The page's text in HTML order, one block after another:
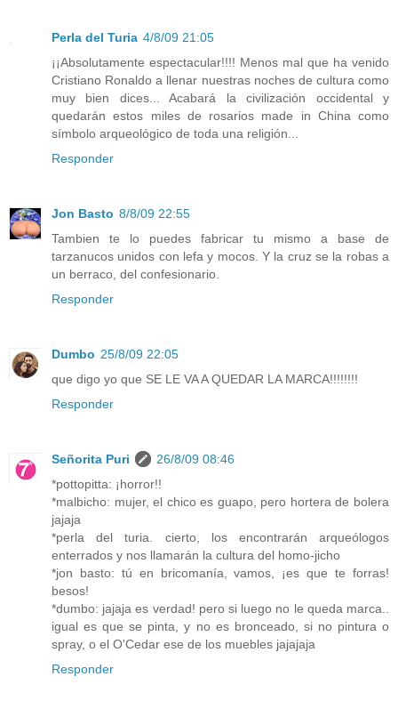
Perla del Turia 4/8/09 21:05
¡¡Absolutamente espectacular!!!! Menos mal que ha venido
Cristiano Ronaldo a llenar nuestras noches de cultura como
muy bien dices... Acabará la civilización occidental y
quedarán estos miles de rosarios made in China como
símbolo arqueológico de toda una religión...
Responder
Jon Basto 8/8/09 22:55
Tambien te lo puedes fabricar tu mismo a base de
tarzanucos unidos con lefa y mocos. Y la cruz se la robas a
un berraco, del confesionario.
Responder
Dumbo 25/8/09 22:05
que digo yo que SE LE VA A QUEDAR LA MARCA!!!!!!!!
Responder
Señorita Puri
26/8/09 08:46
*pottopitta: ¡horror!!
*malbicho: mujer, el chico es guapo, pero hortera de bolera
jajaja
*perla del turia. cierto, los encontrarán arqueólogos
enterrados y nos llamarán la cultura del homo-jicho
*jon basto: tú en bricomanía, vamos, ¡es que te forras!
besos!
*dumbo: jajaja es verdad! pero si luego no le queda marca..
igual es que se pinta, y no es bronceado, si no pintura o
spray, o el O'Cedar ese de los muebles jajajaja
Responder